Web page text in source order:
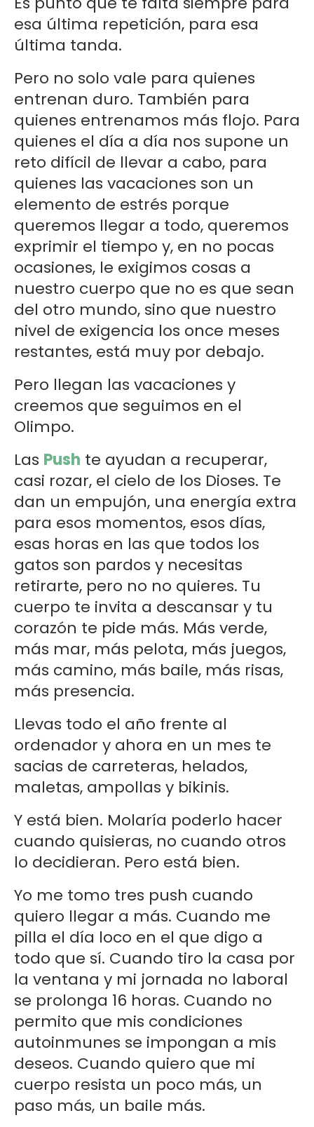
esa última repetición, para esa
última tanda.
Pero no solo vale para quienes
entrenan duro. También para
quienes entrenamos más flojo. Para
quienes el día a día nos supone un
reto difícil de llevar a cabo, para
quienes las vacaciones son un
elemento de estrés porque
queremos llegar a todo, queremos
exprimir el tiempo y, en no pocas
ocasiones, le exigimos cosas a
nuestro cuerpo que no es que sean
del otro mundo, sino que nuestro
nivel de exigencia los once meses
restantes, está muy por debajo.
Pero llegan las vacaciones y
creemos que seguimos en el
Olimpo.
Las Push te ayudan a recuperar,
casi rozar, el cielo de los Dioses. Te
dan un empujón, una energía extra
para esos momentos, esos días,
esas horas en las que todos los
gatos son pardos y necesitas
retirarte, pero no no quieres. Tu
cuerpo te invita a descansar y tu
corazón te pide más. Más verde,
más mar, más pelota, más juegos,
más camino, más baile, más risas,
más presencia.
Llevas todo el año frente al
ordenador y ahora en un mes te
sacias de carreteras, helados,
maletas, ampollas y bikinis.
Y está bien. Molaría poderlo hacer
cuando quisieras, no cuando otros
lo decidieran. Pero está bien.
Yo me tomo tres push cuando
quiero llegar a más. Cuando me
pilla el día loco en el que digo a
todo que sí. Cuando tiro la casa por
la ventana y mi jornada no laboral
se prolonga 16 horas. Cuando no
permito que mis condiciones
autoinmunes se impongan a mis
deseos. Cuando quiero que mi
cuerpo resista un poco más, un
paso más, un baile más.